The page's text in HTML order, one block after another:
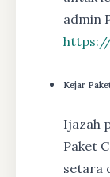
admin
Kejar
Ijazah
Paket
setara